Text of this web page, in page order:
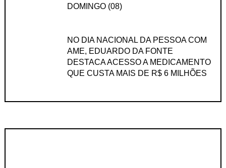
DOMINGO (08)
NO DIA NACIONAL DA PESSOA COM
AME, EDUARDO DA FONTE
DESTACA ACESSO A MEDICAMENTO
QUE CUSTA MAIS DE R$ 6 MILHÕES